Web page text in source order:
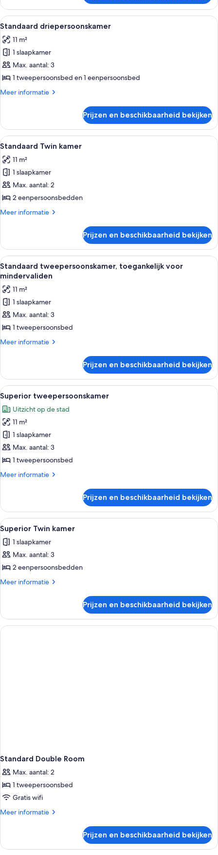
tweepersoonskamer
Alle
foto's
voor
Standaard
driepersoonskamer
laden
Hotelkamer met twee bedden, een
6
Standaard driepersoonskamer
11 m²
1 slaapkamer
Max. aantal: 3
1 tweepersoonsbed en 1 eenpersoonsbed
Meer informatie
Meer
driepersoonskamer
Prijzen en beschikbaarheid bekijken
Alle
foto's
voor
Standaard
Twin
kamer
laden
Een tweepersoonsbed met witte
4
Standaard Twin kamer
11 m²
1 slaapkamer
Max. aantal: 2
2 eenpersoonsbedden
Meer informatie
Meer
Twin
kamer
Prijzen en beschikbaarheid bekijken
Alle
foto's
voor
Standaard
tweepersoonskamer,
toegankelijk
voor
mindervaliden
Een hotelkamer met een bed, een
5
Standaard tweepersoonskamer, toegankelijk voor
mindervaliden
11 m²
1 slaapkamer
Max. aantal: 3
1 tweepersoonsbed
Meer informatie
Meer
tweepersoonskamer,
toegankelijk
voor
mindervaliden
Prijzen en beschikbaarheid bekijken
Alle
foto's
voor
Superior
tweepersoonskamer
laden
Een hotelkamer met een groot bed,
5
Superior tweepersoonskamer
Uitzicht op de stad
11 m²
1 slaapkamer
Max. aantal: 3
1 tweepersoonsbed
Meer informatie
Meer
tweepersoonskamer
Prijzen en beschikbaarheid bekijken
Alle
foto's
voor
Superior
Twin
kamer
Hotelkamer met een bed, een
5
Superior Twin kamer
1 slaapkamer
Max. aantal: 3
2 eenpersoonsbedden
Meer informatie
Meer
Twin
kamer
Prijzen en beschikbaarheid bekijken
Standard Double Room
Max. aantal: 2
1 tweepersoonsbed
Gratis wifi
Meer informatie
Meer
Double
Prijzen en beschikbaarheid bekijken